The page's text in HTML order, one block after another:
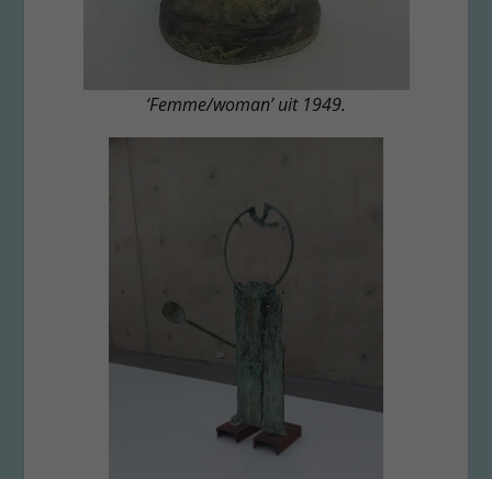
‘Femme/woman’ uit 1949.